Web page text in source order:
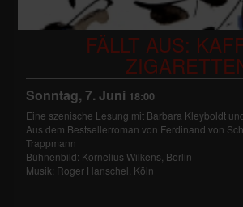
FÄLLT AUS:
Sonntag, 7. Juni 18:00
Eine szenische Lesung mit Barbara Kleyboldt
Aus dem Bestsellerroman von Ferdinand von
Trappmann
Bühnenbild: Kornelius Wilkens, Berlin
Musik: Roger Hanschel, Köln